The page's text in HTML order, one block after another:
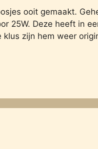
ooit gemaakt.
25W. Deze heeft in
zijn hem weer